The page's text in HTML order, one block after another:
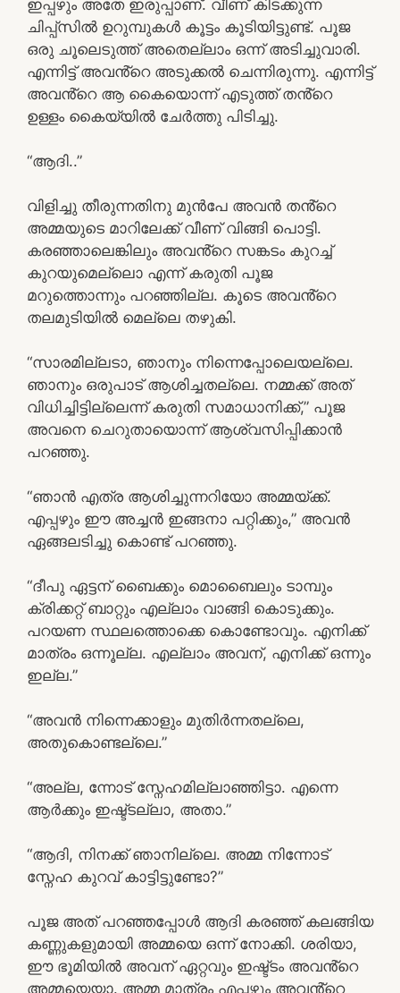
ഇപ്പഴും അതേ ഇരുപ്പാണ്. വീണ് കിടക്കുന്ന
ചിപ്പ്സിൽ ഉറുമ്പുകൾ കൂട്ടം കൂടിയിട്ടുണ്ട്. പൂജ
ഒരു ചൂലെടുത്ത് അതെല്ലാം ഒന്ന് അടിച്ചുവാരി.
എന്നിട്ട് അവൻ്റെ അടുക്കൽ ചെന്നിരുന്നു. എന്നിട്ട്
അവൻ്റെ ആ കൈയൊന്ന് എടുത്ത് തൻ്റെ
ഉള്ളം കൈയ്യിൽ ചേർത്തു പിടിച്ചു.
“ആദി..”
വിളിച്ചു തീരുന്നതിനു മുൻപേ അവൻ തൻ്റെ
അമ്മയുടെ മാറിലേക്ക് വീണ് വിങ്ങി പൊട്ടി.
കരഞ്ഞാലെങ്കിലും അവൻ്റെ സങ്കടം കുറച്ച്
കുറയുമെല്ലൊ എന്ന് കരുതി പൂജ
മറുത്തൊന്നും പറഞ്ഞില്ല. കൂടെ അവൻ്റെ
തലമുടിയിൽ മെല്ലെ തഴുകി.
“സാരമില്ലടാ, ഞാനും നിന്നെപ്പോലെയല്ലെ.
ഞാനും ഒരുപാട് ആശിച്ചതല്ലെ. നമ്മക്ക് അത്
വിധിച്ചിട്ടില്ലെന്ന് കരുതി സമാധാനിക്ക്,” പൂജ
അവനെ ചെറുതായൊന്ന് ആശ്വസിപ്പിക്കാൻ
പറഞ്ഞു.
“ഞാൻ എത്ര ആശിച്ചുന്നറിയോ അമ്മയ്ക്ക്.
എപ്പഴും ഈ അച്ചൻ ഇങ്ങനാ പറ്റിക്കും,” അവൻ
ഏങ്ങലടിച്ചു കൊണ്ട് പറഞ്ഞു.
“ദീപു ഏട്ടന് ബൈക്കും മൊബൈലും ടാമ്പും
ക്രിക്കറ്റ് ബാറ്റും എല്ലാം വാങ്ങി കൊടുക്കും.
പറയണ സ്ഥലത്തൊക്കെ കൊണ്ടോവും. എനിക്ക്
മാത്രം ഒന്നൂല്ല. എല്ലാം അവന്, എനിക്ക് ഒന്നും
ഇല്ല.”
“അവൻ നിന്നെക്കാളും മുതിർന്നതല്ലെ,
അതുകൊണ്ടല്ലെ.”
“അല്ല, ന്നോട് സ്നേഹമില്ലാഞ്ഞിട്ടാ. എന്നെ
ആർക്കും ഇഷ്ട്ടല്ലാ, അതാ.”
“ആദി, നിനക്ക് ഞാനില്ലെ. അമ്മ നിന്നോട്
സ്നേഹ കുറവ് കാട്ടിട്ടുണ്ടോ?”
പൂജ അത് പറഞ്ഞപ്പോൾ ആദി കരഞ്ഞ് കലങ്ങിയ
കണ്ണുകളുമായി അമ്മയെ ഒന്ന് നോക്കി. ശരിയാ,
ഈ ഭൂമിയിൽ അവന് ഏറ്റവും ഇഷ്ട്ടം അവൻ്റെ
അമ്മയെയാ. അമ്മ മാത്രം എപ്പഴും അവൻ്റെ